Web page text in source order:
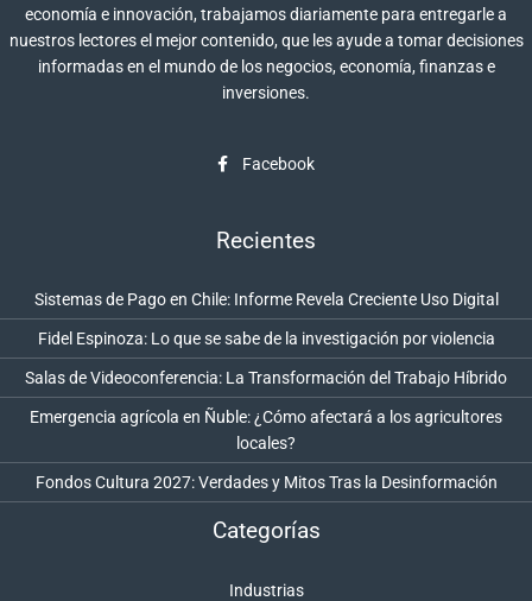
economía e innovación, trabajamos diariamente para entregarle a
nuestros lectores el mejor contenido, que les ayude a tomar decisiones
informadas en el mundo de los negocios, economía, finanzas e
inversiones.
Facebook
Recientes
Sistemas de Pago en Chile: Informe Revela Creciente Uso Digital
Fidel Espinoza: Lo que se sabe de la investigación por violencia
Salas de Videoconferencia: La Transformación del Trabajo Híbrido
Emergencia agrícola en Ñuble: ¿Cómo afectará a los agricultores
locales?
Fondos Cultura 2027: Verdades y Mitos Tras la Desinformación
Categorías
Industrias